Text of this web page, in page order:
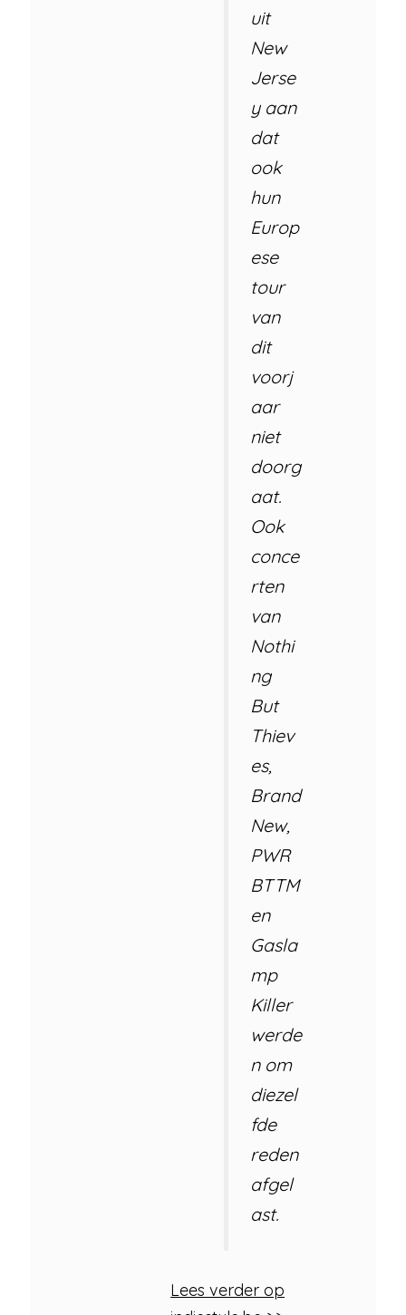
uit
New
Jerse
y aan
dat
ook
hun
Europ
ese
tour
van
dit
voorj
aar
niet
doorg
aat.
Ook
conce
rten
van
Nothi
ng
But
Thiev
es,
Brand
New,
PWR
BTTM
en
Gasla
mp
Killer
werde
n om
diezel
fde
reden
afgel
ast.
Lees verder op